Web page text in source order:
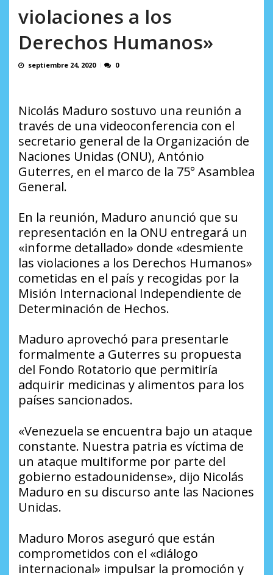
violaciones a los
Derechos Humanos»
septiembre 24, 2020 0
Nicolás Maduro sostuvo una reunión a
través de una videoconferencia con el
secretario general de la Organización de
Naciones Unidas (ONU), António
Guterres, en el marco de la 75° Asamblea
General.
En la reunión, Maduro anunció que su
representación en la ONU entregará un
«informe detallado» donde «desmiente
las violaciones a los Derechos Humanos»
cometidas en el país y recogidas por la
Misión Internacional Independiente de
Determinación de Hechos.
Maduro aprovechó para presentarle
formalmente a Guterres su propuesta
del Fondo Rotatorio que permitiría
adquirir medicinas y alimentos para los
países sancionados.
«Venezuela se encuentra bajo un ataque
constante. Nuestra patria es víctima de
un ataque multiforme por parte del
gobierno estadounidense», dijo Nicolás
Maduro en su discurso ante las Naciones
Unidas.
Maduro Moros aseguró que están
comprometidos con el «diálogo
internacional» impulsar la promoción y